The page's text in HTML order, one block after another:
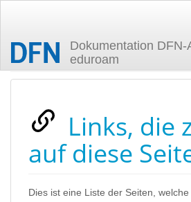
Dokumentation DFN-
eduroam
Zuletzt angesehen
Links, die
auf diese
Dies ist eine Liste der Seiten,